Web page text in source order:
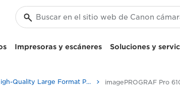
Impresoras y escáneres Soluciones y
High-Quality Large Format Printers for CAD/GIS and Stunning Graphics